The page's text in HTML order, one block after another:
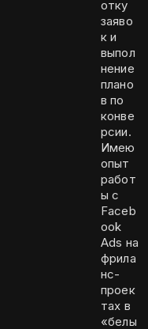
отку
заяво
к и
выпол
нение
плано
в по
конве
рсии.
Имею
опыт
работ
ы с
Faceb
ook
Ads на
фрила
нс-
проек
тах в
«белы